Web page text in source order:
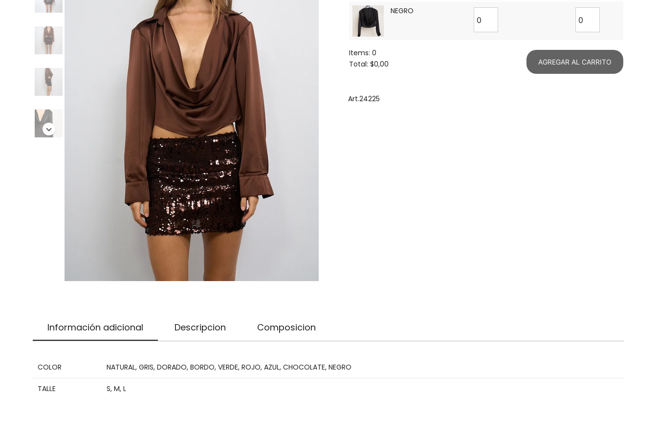
NEGRO
Items: 0
Total: $0,00
Your
AGREGAR AL CARRITO
Art.24225
Información adicional Descripcion Composicion
COLOR NATURAL, GRIS, DORADO, BORDO, VERDE, ROJO, AZUL, CHOCOLATE, NEGRO
TALLE S, M, L